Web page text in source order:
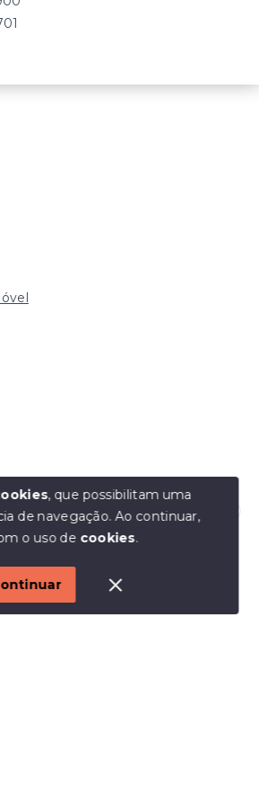
disponíveis para te ajudar.
I URBE CONSULTORIA
33.934 J - Todos os direitos
, que possibilitam uma
de navegação.Ao continuar,
o uso de cookies.